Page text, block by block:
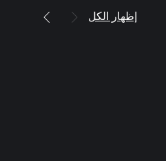
إظهار الكل